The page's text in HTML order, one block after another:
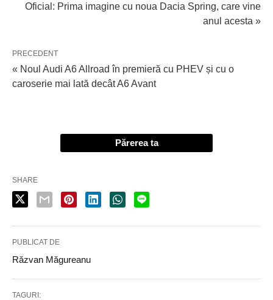
Oficial: Prima imagine cu noua Dacia Spring, care vine
anul acesta »
PRECEDENT
« Noul Audi A6 Allroad în premieră cu PHEV și cu o
caroserie mai lată decât A6 Avant
Părerea ta
SHARE
PUBLICAT DE
Răzvan Măgureanu
TAGURI: